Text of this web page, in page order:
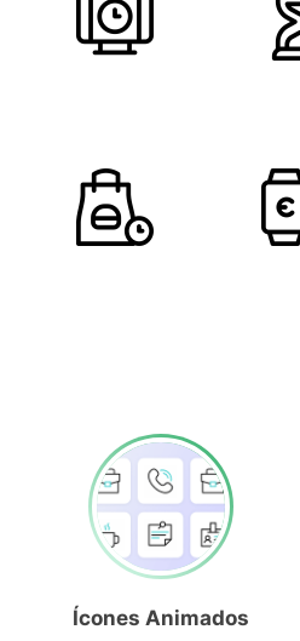
Ícones Animados